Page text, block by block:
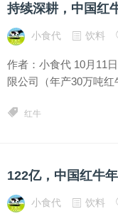
持续深耕，中国红
小食代 饮料
作者：小食代 10月11
限公司（年产30万吨
红牛
122亿，中国红牛
小食代 饮料